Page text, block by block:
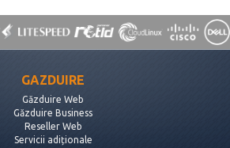
GAZDUIRE
Găzduire Web
Găzduire Business
Reseller Web
Servicii adiționale